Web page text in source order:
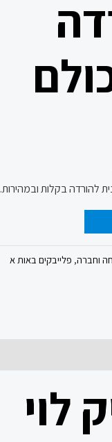
להורדה בקלות ובמהירות.
וחברה, פלייבקים באות א
לוי